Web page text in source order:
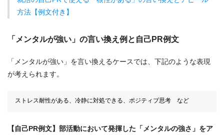
方法【例文付き】
「メンタルが強い」の言い換え例と自己PR例文
「メンタルが強い」を言い換えるケースでは、下記のような表現
が考えられます。
ストレス耐性がある、冷静に対処できる、ポジティブ思考 など
【自己PR例文】部活動において発揮した「メンタルの強さ」をア